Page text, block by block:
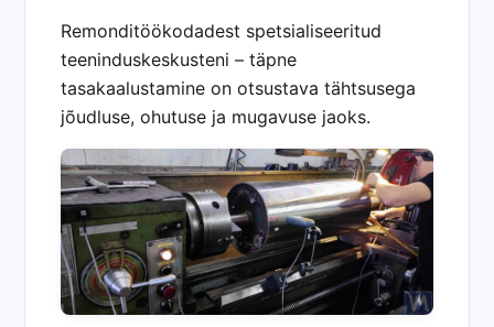
Remonditöökodadest spetsialiseeritud
teeninduskeskusteni – täpne
tasakaalustamine on otsustava tähtsusega
jõudluse, ohutuse ja mugavuse jaoks.